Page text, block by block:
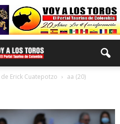
Erick Cuatepotzo aa (20)